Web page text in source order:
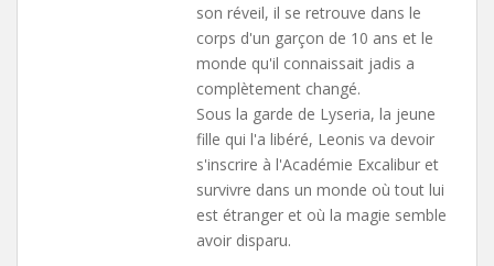
son réveil, il se retrouve dans le
corps d'un garçon de 10 ans et le
monde qu'il connaissait jadis a
complètement changé.
Sous la garde de Lyseria, la jeune
fille qui l'a libéré, Leonis va devoir
s'inscrire à l'Académie Excalibur et
survivre dans un monde où tout lui
est étranger et où la magie semble
avoir disparu.